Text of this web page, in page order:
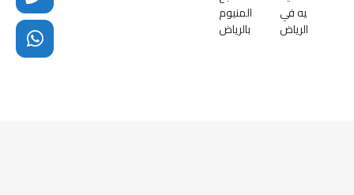
يه في
الرياض
المنيوم
بالرياض